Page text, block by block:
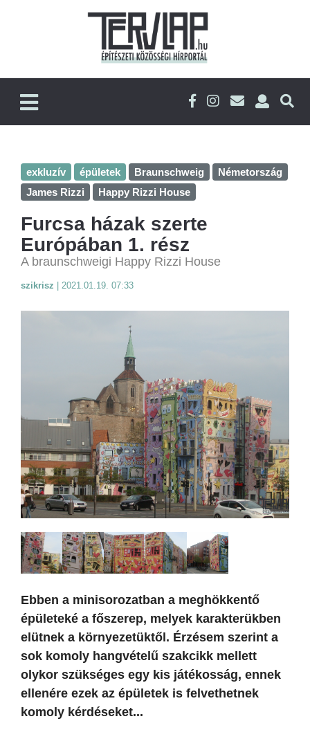
exkluzív épületek Braunschweig
Németország
James Rizzi
Happy Rizzi House
Furcsa házak szerte
Európában 1. rész
A braunschweigi Happy Rizzi House
szikrisz 2021.01.19. 07:33
Ebben a minisorozatban a meghökkentő
épületeké a főszerep, melyek karakterükben
elütnek a környezetüktől. Érzésem szerint a
sok komoly hangvételű szakcikk mellett
olykor szükséges egy kis játékosság, ennek
ellenére ezek az épületek is felvethetnek
komoly kérdéseket...